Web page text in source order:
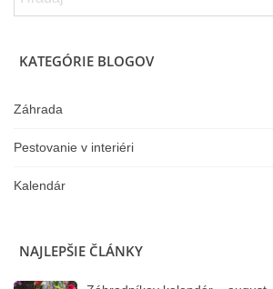
KATEGÓRIE BLOGOV
Záhrada
Pestovanie v interiéri
Kalendár
NAJLEPŠIE ČLÁNKY